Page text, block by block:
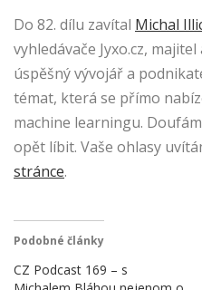
Do 82. dílu zavítal Michal
vyhledávače Jyxo.cz,
úspěšný vývojář a
témat, která se přímo
machine learningu.
opět líbit. Vaše ohlasy
stránce.
Podobné články
CZ Podcast 169 – s